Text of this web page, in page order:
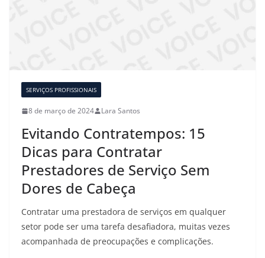
SERVIÇOS PROFISSIONAIS
8 de março de 2024 Lara Santos
Evitando Contratempos: 15
Dicas para Contratar
Prestadores de Serviço Sem
Dores de Cabeça
Contratar uma prestadora de serviços em qualquer
setor pode ser uma tarefa desafiadora, muitas vezes
acompanhada de preocupações e complicações.